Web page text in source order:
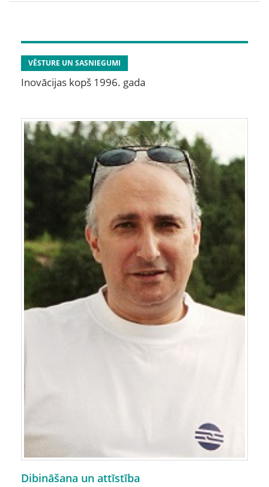
VĒSTURE UN SASNIEGUMI
Inovācijas kopš 1996. gada
Dibināšana un attīstība